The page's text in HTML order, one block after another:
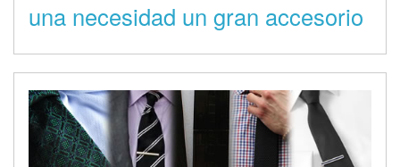
una necesidad un gran accesorio